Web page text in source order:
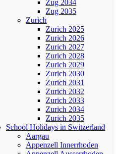
Zug 2034
Zug 2035
Zurich
Zurich 2025
Zurich 2026
Zurich 2027
Zurich 2028
Zurich 2029
Zurich 2030
Zurich 2031
Zurich 2032
Zurich 2033
Zurich 2034
Zurich 2035
School Holidays in Switzerland
Aargau
Appenzell Innerrhoden